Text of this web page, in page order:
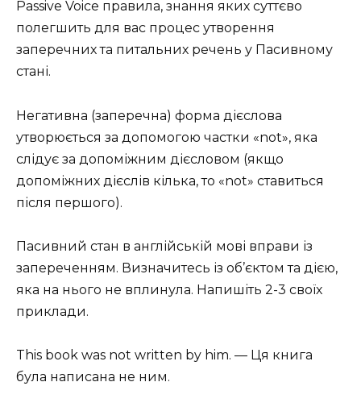
Passive Voice правила, знання яких суттєво
полегшить для вас процес утворення
заперечних та питальних речень у Пасивному
стані.
Негативна (заперечна) форма дієслова
утворюється за допомогою частки «not», яка
слідує за допоміжним дієсловом (якщо
допоміжних дієслів кілька, то «not» ставиться
після першого).
Пасивний стан в англійській мові вправи із
запереченням. Визначитесь із об’єктом та дією,
яка на нього не вплинула. Напишіть 2-3 своїх
приклади.
This book was not written by him. — Ця книга
була написана не ним.